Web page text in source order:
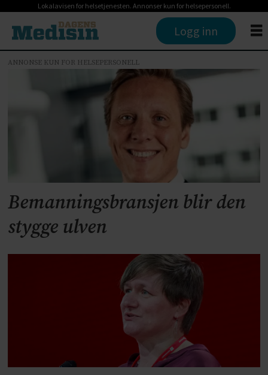
Lokalavisen for helsetjenesten. Annonser kun for helsepersonell.
Logg inn
bemanningsbyrå
ANNONSE KUN FOR HELSEPERSONELL
Bemanningsbransjen blir den
stygge ulven